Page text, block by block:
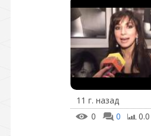
11 г. назад
0
0 0.0